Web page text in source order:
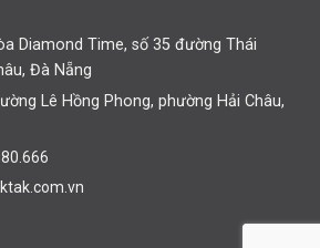
Diamond Time, số 35 đường Thái
Đà Nẵng
Lê Hồng Phong, phường Hải Châu,